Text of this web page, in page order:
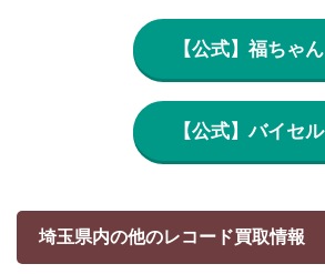
【公式】福ちゃん
【公式】バイセル
埼玉県内の他のレコード買取情報